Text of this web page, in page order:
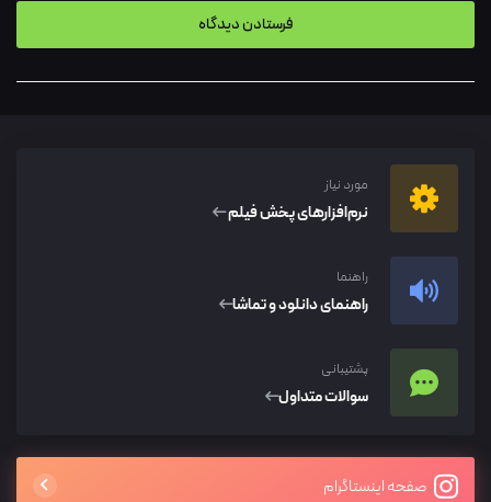
مورد نیاز
نرم‌افزار‌های پخش فیلم
راهنما
راهنمای دانلود و تماشا
پشتیبانی
سوالات متداول
صفحه اینستاگرام